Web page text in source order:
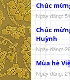
Chúc
Ngày đăng:
Chúc
Huỳnh
Ngày đăng:
Mùa hè
Ngày đăng: